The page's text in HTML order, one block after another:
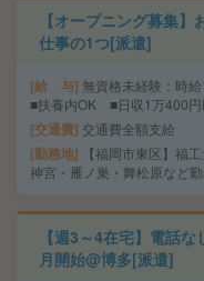
【オープニング募集
仕事の1つ[派遣]
給 与 無資格未経験：時
■扶養内OK ■日収1万400円
交通費 交通費全額支給
勤務地
【福岡市東区】福
神宮・雁ノ巣・舞松原など勤
【週3～4在宅】電話
月開始@博多[派遣]